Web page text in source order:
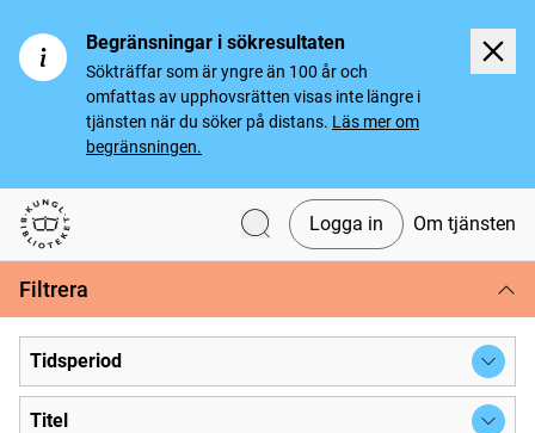
Begränsningar i sökresultaten
Sökträffar som är yngre än 100 år och
omfattas av upphovsrätten visas inte längre i
tjänsten när du söker på distans. Läs mer om
begränsningen.
Svenska tidningar
Logga in Om tjänsten
Filtrera
Tidsperiod
Titel